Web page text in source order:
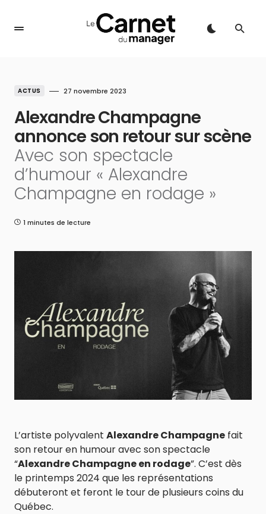
ACTUS 27 novembre 2023
Alexandre Champagne
annonce son retour sur scène
Avec son spectacle
d’humour « Alexandre
Champagne en rodage »
1 minutes de lecture
L’artiste polyvalent Alexandre Champagne fait
son retour en humour avec son spectacle
“Alexandre Champagne en rodage”. C’est dès
le printemps 2024 que les représentations
débuteront et feront le tour de plusieurs coins du
Québec.